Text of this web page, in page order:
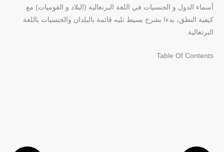
أسماء الدول و الجنسيات في اللغة البرتغالية (البلاد و القوميات) مع
كيفية النطق، بدءا بشرح بسيط تليه قائمة بالبلدان والجنسيات باللغة
البرتغالية.
Table Of Contents